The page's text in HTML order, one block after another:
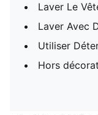
Laver Le
Laver Avec
Utiliser
Hors